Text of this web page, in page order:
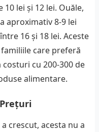
lei și 12 lei. Ouăle,
aproximativ 8-9 lei
16 și 18 lei. Aceste
care preferă
cu 200-300 de
alimentare.
crescut, acesta nu a